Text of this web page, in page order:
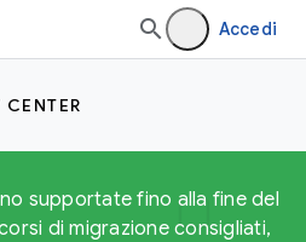
Accedi
supportate fino alla fine del
di migrazione consigliati,